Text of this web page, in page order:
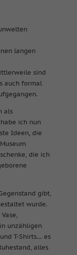
langen
sind
auch formal
als
ich nun
Ideen, die
die ich
gibt,
wurde.
unzähligen
T-Shirts… es
alles